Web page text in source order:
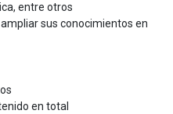
entre otros
sus conocimientos en
en total